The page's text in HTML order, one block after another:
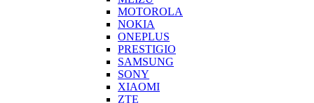
MOTOROLA
NOKIA
ONEPLUS
PRESTIGIO
SAMSUNG
SONY
XIAOMI
ZTE